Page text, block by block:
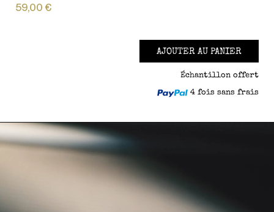
59,00 €
AJOUTER AU PANIER
Échantillon offert
4 fois sans frais